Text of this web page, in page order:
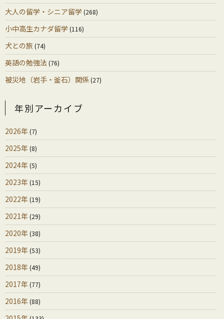
大人の留学・シニア留学 (268)
小中高生カナダ留学 (116)
犬との旅 (74)
英語の勉強法 (76)
被災地（岩手・釜石）関係(27)
年別アーカイブ
2026年(7)
2025年(8)
2024年(5)
2023年(15)
2022年(19)
2021年(29)
2020年(38)
2019年(53)
2018年(49)
2017年(77)
2016年(88)